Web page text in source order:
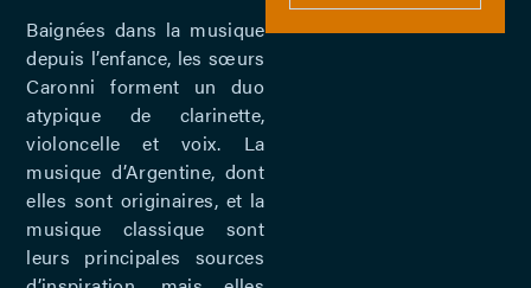
Baignées dans la musique
depuis l’enfance, les sœurs
Caronni forment un duo
atypique de clarinette,
violoncelle et voix. La
musique d’Argentine, dont
elles sont originaires, et la
musique classique sont
leurs principales sources